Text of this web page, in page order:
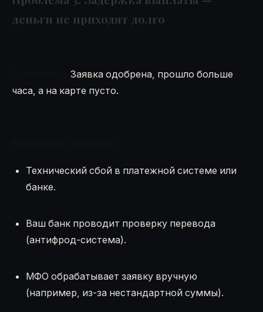
деньги не приходят долго
Заявка одобрена, прошло больше
часа, а на карте пусто.
Технический сбой в платежной системе или
банке.
Ваш банк проводит проверку перевода
(антифрод-система).
МФО обрабатывает заявку вручную
(например, из-за нестандартной суммы).